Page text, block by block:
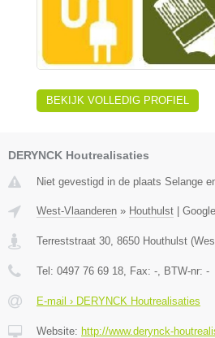
BEKIJK VOLLEDIG PROFIEL
DERYNCK Houtrealisaties
Niet gevestigd in de plaats Selange
West-Vlaanderen » Houthulst
Terreststraat 30 8650 Houthulst (
Tel: 0497 76 69 18 , Fax: - , BTW-nr: -
E-mail › DERYNCK Houtrealisaties
Website: http://www.derynck-